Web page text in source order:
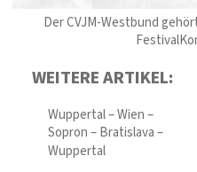
Der CVJM-Westbund
WEITERE ARTIKEL:
Wuppertal – Wien –
Sopron – Bratislava –
Wuppertal